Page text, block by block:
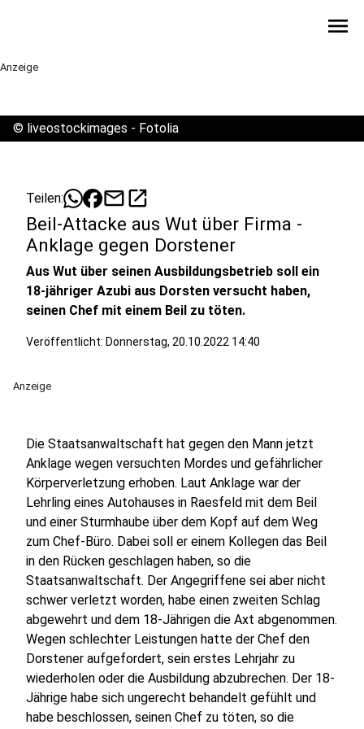
menu
Anzeige
© liveostockimages - Fotolia
Teilen: mailopen_in_new
Beil-Attacke aus Wut über Firma -
Anklage gegen Dorstener
Aus Wut über seinen Ausbildungsbetrieb soll ein
18-jähriger Azubi aus Dorsten versucht haben,
seinen Chef mit einem Beil zu töten.
Veröffentlicht: Donnerstag, 20.10.2022 14:40
Anzeige
Die Staatsanwaltschaft hat gegen den Mann jetzt
Anklage wegen versuchten Mordes und gefährlicher
Körperverletzung erhoben. Laut Anklage war der
Lehrling eines Autohauses in Raesfeld mit dem Beil
und einer Sturmhaube über dem Kopf auf dem Weg
zum Chef-Büro. Dabei soll er einem Kollegen das Beil
in den Rücken geschlagen haben, so die
Staatsanwaltschaft. Der Angegriffene sei aber nicht
schwer verletzt worden, habe einen zweiten Schlag
abgewehrt und dem 18-Jährigen die Axt abgenommen.
Wegen schlechter Leistungen hatte der Chef den
Dorstener aufgefordert, sein erstes Lehrjahr zu
wiederholen oder die Ausbildung abzubrechen. Der 18-
Jährige habe sich ungerecht behandelt gefühlt und
habe beschlossen, seinen Chef zu töten, so die